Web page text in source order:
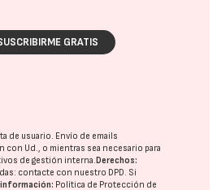
GRATIS
de usuario. Envío de emails
con Ud., o mientras sea necesario para
de gestión interna.Derechos:
contacte con nuestro DPD. Si
Política de Protección de